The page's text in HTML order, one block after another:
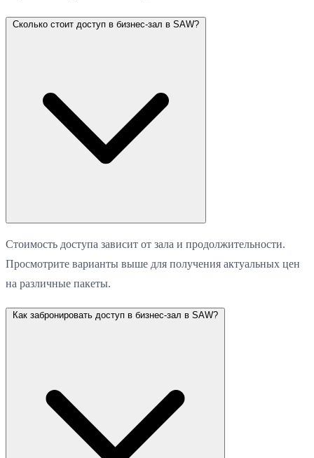
Сколько стоит доступ в бизнес-зал в SAW?
Стоимость доступа зависит от зала и продолжительности.
Просмотрите варианты выше для получения актуальных цен
на различные пакеты.
Как забронировать доступ в бизнес-зал в SAW?